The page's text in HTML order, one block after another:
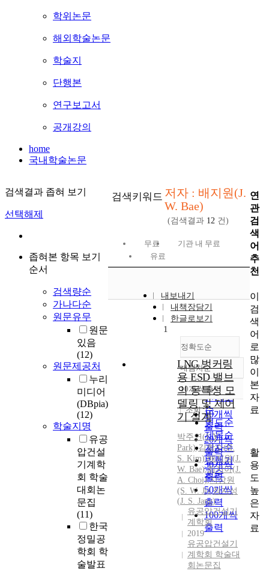
학위논문
해외학술논문
학술지
단행본
연구보고서
공개강의
home
국내학술논문
검색결과 좁혀 보기
선택해제
좁혀본 항목 보기
순서
검색량순
가나다순
원문유무
원문
있음
(12)
원문제공처
누리
미디어
(DBpia)
(12)
학술지명
유공
압건설
기계학
회 학술
대회논
문집
(11)
한국
정밀공
학회 학
술발표
검색키워드 저자 : 배지원(J.
W. Bae)
(검색결과 12 건)
무료
기관 내 무료
유료
내보내기
내책장담기
한글로보기
정확도순
정확도
순
인기도
순
연도순
제목순
저자순
발행기
관순
내림차순
내림차순
10개씩 출력
10개씩
출력
20개씩
출력
30개씩
출력
50개씩
출력
100개씩
출력
조회
1
LNG 벙커링
용 ESD 밸브
의 동특성 모
델링 및 제어
기 설계
박주연(J.Y.
Park),김학수(H.
S. Kim),배지원(J.
W. Bae),최지아(J.
A. Choi),지상원
(S. W. Ji),장지성
(J. S. Jang)
유공압건설기
계학회
2019
유공압건설기
계학회 학술대
회논문집
연
관
검
색
어
추
천
이
검
색
어
로
많
이
본
자
료
활
용
도
높
은
자
료